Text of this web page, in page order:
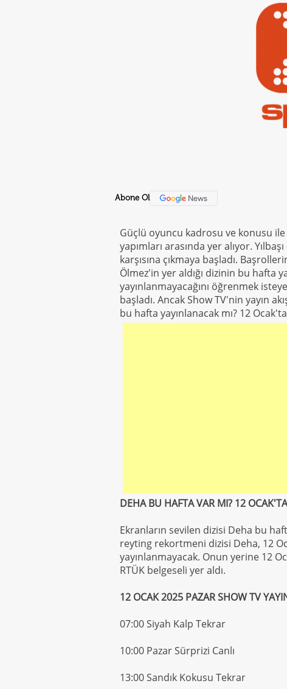
Abone Ol
Güçlü oyuncu kadrosu ve konusu ile
yapımları arasında yer alıyor.
karşısına çıkmaya başladı.
Ölmez'in yer aldığı dizinin bu hafta
yayınlanmayacağını öğrenmek
başladı. Ancak Show TV'nin yayın
bu hafta yayınlanacak mı? 12
DEHA BU HAFTA VAR MI? 12
Ekranların sevilen dizisi Deha bu
reyting rekortmeni dizisi Deha, 12
yayınlanmayacak. Onun yerine 12
RTÜK belgeseli yer aldı.
12 OCAK 2025 PAZAR SHOW TV
07:00 Siyah Kalp Tekrar
10:00 Pazar Sürprizi Canlı
13:00 Sandık Kokusu Tekrar